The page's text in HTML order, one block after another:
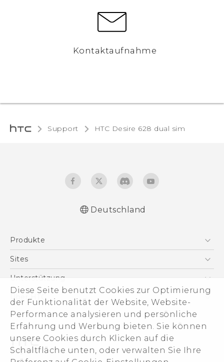
Diese Seite benutzt Cookies zur Optimierung
der Funktionalität der Website, Website-
Performance analysieren und persönliche
Erfahrung und Werbung bieten. Sie können
unsere Cookies durch Klicken auf die
Schaltfläche unten, oder verwalten Sie Ihre
Kontaktaufnahme
Support HTC Desire 628 dual sim‎
behördliche Bestimmungen
English - Quick start guide
English - User manual
English - Safety and regulatory guide
Deutschland
Produkte
Smartphones
VIVE
Zubehör
Sites
HTC Dev
HTC Vive
Unterstützung
Unterstützung
eCommerce Support
Über HTC
ESG
Impressum
Investor